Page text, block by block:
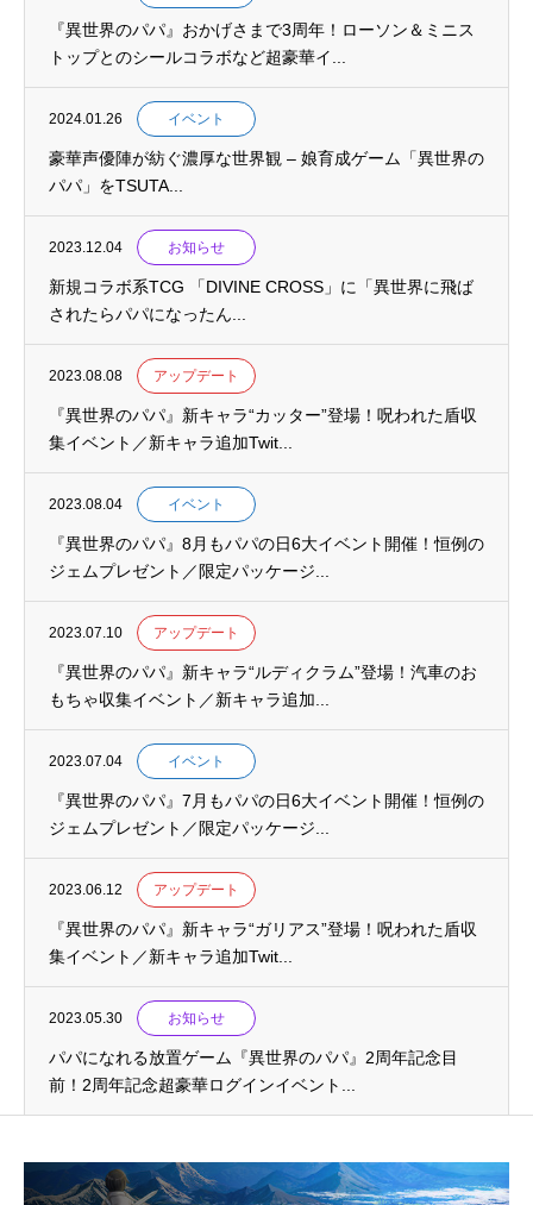
『異世界のパパ』おかげさまで3周年！ローソン＆ミニス
トップとのシールコラボなど超豪華イ...
2024.01.26 イベント
豪華声優陣が紡ぐ濃厚な世界観 – 娘育成ゲーム「異世界の
パパ」をTSUTA...
2023.12.04 お知らせ
新規コラボ系TCG 「DIVINE CROSS」に「異世界に飛ば
されたらパパになったん...
2023.08.08 アップデート
『異世界のパパ』新キャラ“カッター”登場！呪われた盾収
集イベント／新キャラ追加Twit...
2023.08.04 イベント
『異世界のパパ』8月もパパの日6大イベント開催！恒例の
ジェムプレゼント／限定パッケージ...
2023.07.10 アップデート
『異世界のパパ』新キャラ“ルディクラム”登場！汽車のお
もちゃ収集イベント／新キャラ追加...
2023.07.04 イベント
『異世界のパパ』7月もパパの日6大イベント開催！恒例の
ジェムプレゼント／限定パッケージ...
2023.06.12 アップデート
『異世界のパパ』新キャラ“ガリアス”登場！呪われた盾収
集イベント／新キャラ追加Twit...
2023.05.30 お知らせ
パパになれる放置ゲーム『異世界のパパ』2周年記念目
前！2周年記念超豪華ログインイベント...